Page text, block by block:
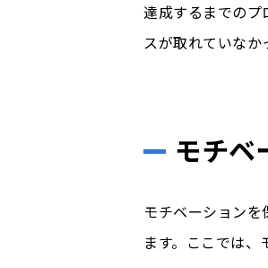
達成するまでのプ
スが取れていなか
モチベ
モチベーション
ます。ここでは